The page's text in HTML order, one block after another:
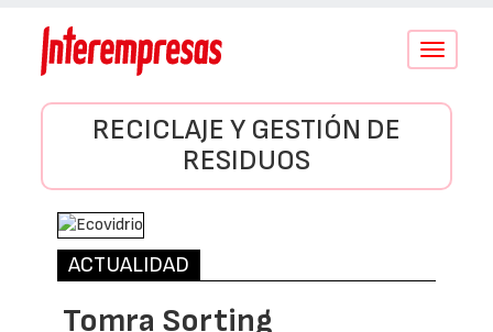
Conmutar
RECICLAJE Y GESTIÓN DE
RESIDUOS
ACTUALIDAD
Tomra Sorting